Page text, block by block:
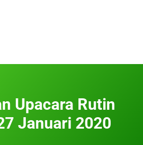
Upacara Rutin
Januari 2020